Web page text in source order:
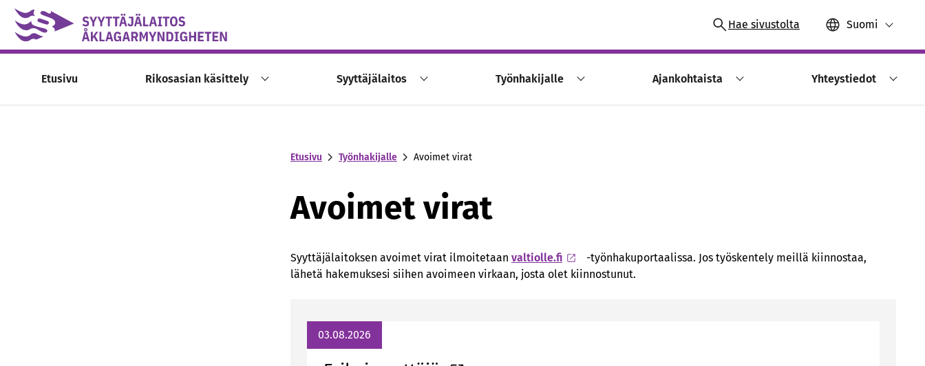
Skip to content -saavutettavuusohje
Hae sivustolta Suomi
Etusivu Rikosasian käsittely Syyttäjälaitos Työnhakijalle Ajankohtaista Yhteystiedot
Etusivu Työnhakijalle Avoimet virat
Avoimet virat
Syyttäjälaitoksen avoimet virat ilmoitetaan valtiolle.fi
-työnhakuportaalissa. Jos työskentely meillä kiinnostaa,
lähetä hakemuksesi siihen avoimeen virkaan, josta olet kiinnostunut.
03.08.2026